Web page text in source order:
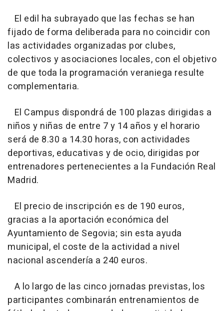
El edil ha subrayado que las fechas se han
fijado de forma deliberada para no coincidir con
las actividades organizadas por clubes,
colectivos y asociaciones locales, con el objetivo
de que toda la programación veraniega resulte
complementaria.
El Campus dispondrá de 100 plazas dirigidas a
niños y niñas de entre 7 y 14 años y el horario
será de 8.30 a 14.30 horas, con actividades
deportivas, educativas y de ocio, dirigidas por
entrenadores pertenecientes a la Fundación Real
Madrid.
El precio de inscripción es de 190 euros,
gracias a la aportación económica del
Ayuntamiento de Segovia; sin esta ayuda
municipal, el coste de la actividad a nivel
nacional ascendería a 240 euros.
A lo largo de las cinco jornadas previstas, los
participantes combinarán entrenamientos de